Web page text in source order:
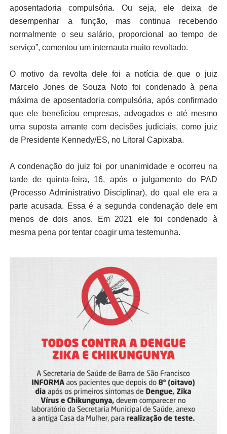
aposentadoria compulsória. Ou seja, ele deixa de
desempenhar a função, mas continua recebendo
normalmente o seu salário, proporcional ao tempo de
serviço”, comentou um internauta muito revoltado.
O motivo da revolta dele foi a notícia de que o juiz
Marcelo Jones de Souza Noto foi condenado à pena
máxima de aposentadoria compulsória, após confirmado
que ele beneficiou empresas, advogados e até mesmo
uma suposta amante com decisões judiciais, como juiz
de Presidente Kennedy/ES, no Litoral Capixaba.
A condenação do juiz foi por unanimidade e ocorreu na
tarde de quinta-feira, 16, após o julgamento do PAD
(Processo Administrativo Disciplinar), do qual ele era a
parte acusada. Essa é a segunda condenação dele em
menos de dois anos. Em 2021 ele foi condenado à
mesma pena por tentar coagir uma testemunha.